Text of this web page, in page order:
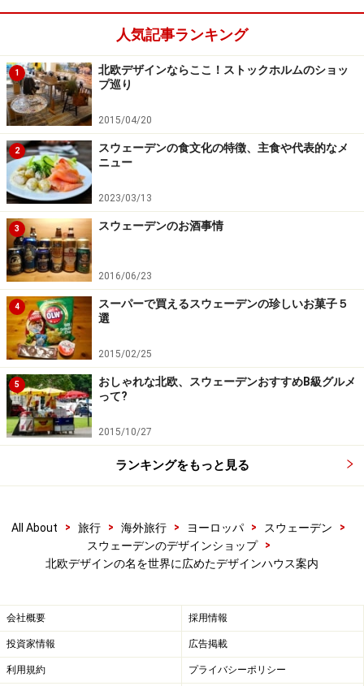
美しさと機能性を追求する「スカンジナビア」のデザイ
ンを重要視するデザインハウス・ストックホルム。スト
ックホルムを訪れたら、ぜひ手にとってじっくりと楽し
んでほしいと思います。
〈DATA〉
■デザインハウス・ストックホルム／Desigen House
Stockholm
住所：NK Hamngatan 18-20, 111 77 Stockholm
TEL:+46(0)8-762 8119
営業時間：月～金曜10:00～20:00、土曜 10:00～18:00、
日曜11:00～17:00
定休日：なし
※記事内容は執筆時点のものです。最新の内容をご確認くださ
い。
※海外を訪れる際には最新情報の入手に努め、「外務省 海外安全
ホームページ」を確認するなど、安全確保に十分注意を払ってく
ださい。
人気記事ランキング
1
北欧デザインならここ！ストックホルムのショッ
プ巡り
2015/04/20
2
スウェーデンの食文化の特徴、主食や代表的なメ
ニュー
2023/03/13
3 スウェーデンのお酒事情
2016/06/23
4
スーパーで買えるスウェーデンの珍しいお菓子５
選
2015/02/25
5
おしゃれな北欧、スウェーデンおすすめB級グルメ
って?
2015/10/27
ランキングをもっと見る
All About > 旅行 > 海外旅行 > ヨーロッパ > スウェーデン
>
スウェーデンのデザインショップ
>
北欧デザインの名を世界に広めたデザインハウス案内
会社概要 採用情報
投資家情報 広告掲載
利用規約 プライバシーポリシー